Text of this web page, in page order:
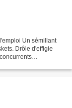
Un sémillant
Drôle d'effigie